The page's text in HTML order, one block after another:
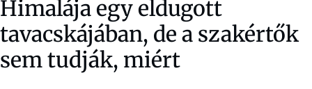
Himalája egy eldugott
tavacskájában, de a szakértők
sem tudják, miért